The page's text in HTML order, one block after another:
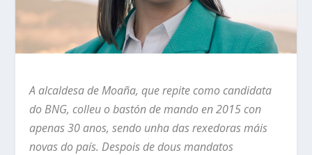
A alcaldesa de Moaña, que repite como candidata
do BNG, colleu o bastón de mando en 2015 con
apenas 30 anos, sendo unha das rexedoras máis
novas do país. Despois de dous mandatos